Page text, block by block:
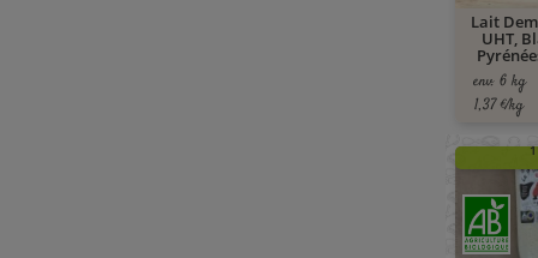
Lait
UHT,
env. 6 kg
1,37 €/kg